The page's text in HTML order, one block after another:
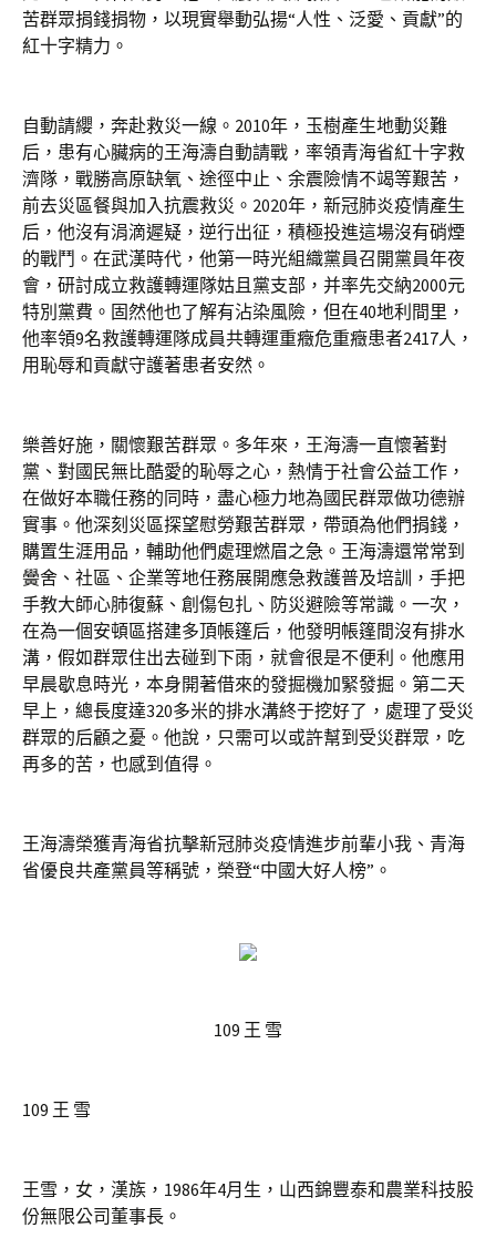
苦群眾捐錢捐物，以現實舉動弘揚“人性、泛愛、貢獻”的
紅十字精力。
自動請纓，奔赴救災一線。2010年，玉樹產生地動災難
后，患有心臟病的王海濤自動請戰，率領青海省紅十字救
濟隊，戰勝高原缺氧、途徑中止、余震險情不竭等艱苦，
前去災區餐與加入抗震救災。2020年，新冠肺炎疫情產生
后，他沒有涓滴遲疑，逆行出征，積極投進這場沒有硝煙
的戰鬥。在武漢時代，他第一時光組織黨員召開黨員年夜
會，研討成立救護轉運隊姑且黨支部，并率先交納2000元
特別黨費。固然他也了解有沾染風險，但在40地利間里，
他率領9名救護轉運隊成員共轉運重癥危重癥患者2417人，
用恥辱和貢獻守護著患者安然。
樂善好施，關懷艱苦群眾。多年來，王海濤一直懷著對
黨、對國民無比酷愛的恥辱之心，熱情于社會公益工作，
在做好本職任務的同時，盡心極力地為國民群眾做功德辦
實事。他深刻災區探望慰勞艱苦群眾，帶頭為他們捐錢，
購置生涯用品，輔助他們處理燃眉之急。王海濤還常常到
黌舍、社區、企業等地任務展開應急救護普及培訓，手把
手教大師心肺復蘇、創傷包扎、防災避險等常識。一次，
在為一個安頓區搭建多頂帳篷后，他發明帳篷間沒有排水
溝，假如群眾住出去碰到下雨，就會很是不便利。他應用
早晨歇息時光，本身開著借來的發掘機加緊發掘。第二天
早上，總長度達320多米的排水溝終于挖好了，處理了受災
群眾的后顧之憂。他說，只需可以或許幫到受災群眾，吃
再多的苦，也感到值得。
王海濤榮獲青海省抗擊新冠肺炎疫情進步前輩小我、青海
省優良共產黨員等稱號，榮登“中國大好人榜”。
109 王 雪
109 王 雪
王雪，女，漢族，1986年4月生，山西錦豐泰和農業科技股
份無限公司董事長。